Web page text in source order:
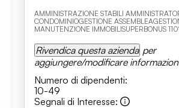
AMMINISTRAZIONE STABILI
CONDOMINIOGESTIONE
MANUTENZIONE IMMOBILISUPERBONUS
Rivendica questa azienda per
aggiungere/modificare
Numero di dipendenti:
10-49
Segnali di Interesse: